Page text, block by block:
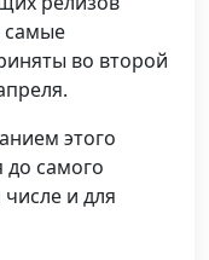
самые
во второй
этого
до самого
и для